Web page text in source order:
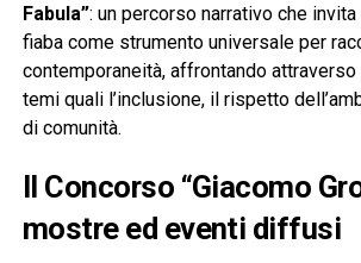
Fabula”: un percorso narrativo che
fiaba come strumento universale per
contemporaneità, affrontando attraverso
temi quali l’inclusione, il rispetto
di comunità.
Il Concorso “Giacomo
mostre ed eventi diffusi